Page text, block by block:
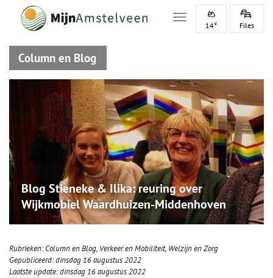
Toggle navigation
14° Files
Column en Blog
Blog Stieneke & Ilika: reuring over
Wijkmobiel Waardhuizen-Middenhoven
Rubrieken:Column en Blog, Verkeer en Mobiliteit, Welzijn en Zorg
Gepubliceerd:dinsdag 16 augustus 2022
Laatste update:dinsdag 16 augustus 2022